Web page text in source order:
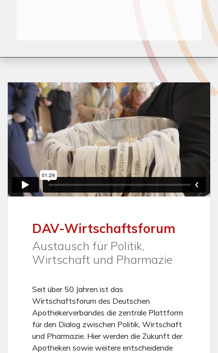
DAV-Wirtschaftsforum
Austausch für Politik,
Wirtschaft und Pharmazie
Seit über 50 Jahren ist das
Wirtschaftsforum des Deutschen
Apothekerverbandes die zentrale Plattform
für den Dialog zwischen Politik, Wirtschaft
und Pharmazie. Hier werden die Zukunft der
Apotheken sowie weitere entscheidende